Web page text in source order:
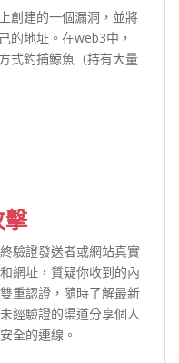
創建的一個漏洞，並將
的地址。在web3中，
式釣捕鯨魚（持有大量
擊
驗證發送者或網站真實
網址，質疑你收到的內
重認證，隨時了解最新
經驗證的渠道分享個人
全的連線。